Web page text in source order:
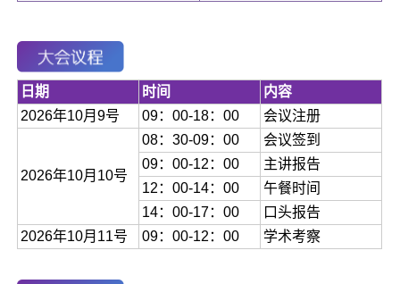
日期 时间
内容
2026年10月9号
09：00-18：00 会议注册
2026年10月10号
08：30-09：00
会议签到
09：00-12：00
主讲报告
12：00-14：00
午餐时间
14：00-17：00
口头报告
2026年10月11号
09：00-12：00 学术考察